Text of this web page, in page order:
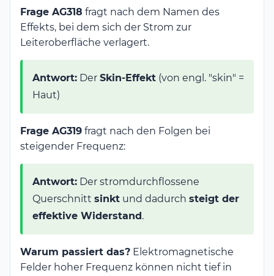
Frage AG318 fragt nach dem Namen des
Effekts, bei dem sich der Strom zur
Leiteroberfläche verlagert.
Antwort: Der Skin-Effekt (von engl. "skin" =
Haut)
Frage AG319 fragt nach den Folgen bei
steigender Frequenz:
Antwort: Der stromdurchflossene
Querschnitt sinkt und dadurch steigt der
effektive Widerstand .
Warum passiert das? Elektromagnetische
Felder hoher Frequenz können nicht tief in